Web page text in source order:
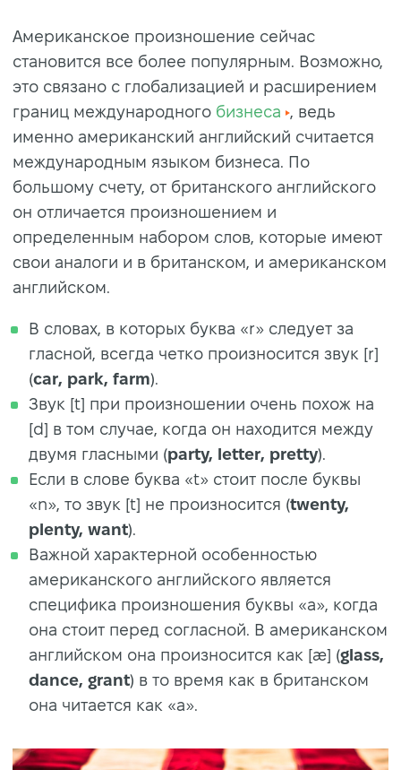
Американское произношение сейчас
становится все более популярным. Возможно,
это связано с глобализацией и расширением
границ международного бизнеса
, ведь
именно американский английский считается
международным языком бизнеса. По
большому счету, от британского английского
он отличается произношением и
определенным набором слов, которые имеют
свои аналоги и в британском, и американском
английском.
В словах, в которых буква «r» следует за
гласной, всегда четко произносится звук [r]
(car, park, farm).
Звук [t] при произношении очень похож на
[d] в том случае, когда он находится между
двумя гласными (party, letter, pretty).
Если в слове буква «t» стоит после буквы
«n», то звук [t] не произносится (twenty,
plenty, want).
Важной характерной особенностью
американского английского является
специфика произношения буквы «a», когда
она стоит перед согласной. В американском
английском она произносится как [æ] (glass,
dance, grant) в то время как в британском
она читается как «a».